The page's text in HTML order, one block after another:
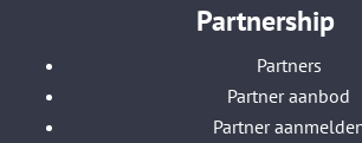
Partnership
Partners
Partner aanbod
Partner